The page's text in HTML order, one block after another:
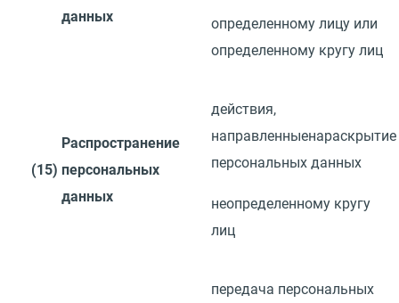
данных
определенному лицу или
определенному кругу лиц
(15)
Распространение
персональных
данных
действия,
направленныенараскрытие
персональных данных
неопределенному кругу
лиц
передача персональных